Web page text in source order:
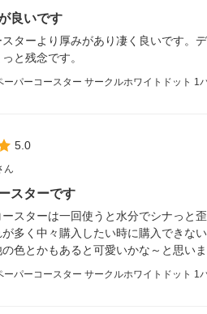
良いです
ターより厚みがあり凄く良いです。
と残念です。
ーパーコースター サークルホワイトドット 1
5.0
ん
スターです
スターは一回使うと水分でシナっと
多く中々購入したい時に購入できな
色とかもあると可愛いかな～と思いま
ーパーコースター サークルホワイトドット 1